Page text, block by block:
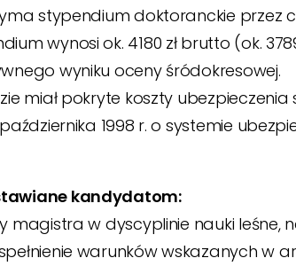
stypendium doktoranckie przez
wynosi ok. 4180 zł brutto (ok.
wyniku oceny śródokresowej.
miał pokryte koszty
1998 r. o systemie
kandydatom:
magistra w dyscyplinie nauki leśne,
warunków wskazanych w